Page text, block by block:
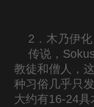
2．木乃伊化
传说，
教徒和僧人，
种习俗几乎只
大约有16-24具